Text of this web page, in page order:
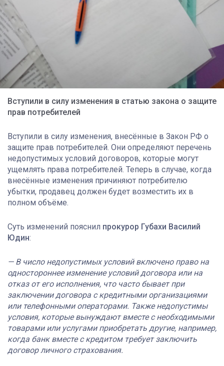
Вступили в силу изменения в статью закона о защите
прав потребителей
Вступили в силу изменения, внесённые в Закон РФ о
защите прав потребителей. Они определяют перечень
недопустимых условий договоров, которые могут
ущемлять права потребителей. Теперь в случае, когда
внесённые изменения причиняют потребителю
убытки, продавец должен будет возместить их в
полном объёме.
Суть изменений пояснил прокурор Губахи Василий
Юдин:
— В число недопустимых условий включено право на
одностороннее изменение условий договора или на
отказ от его исполнения, что часто бывает при
заключении договора с кредитными организациями
или телефонными операторами. Также недопустимы
условия, которые вынуждают вместе с необходимыми
товарами или услугами приобретать другие, например,
когда банк вместе с кредитом требует заключить
договор личного страхования.